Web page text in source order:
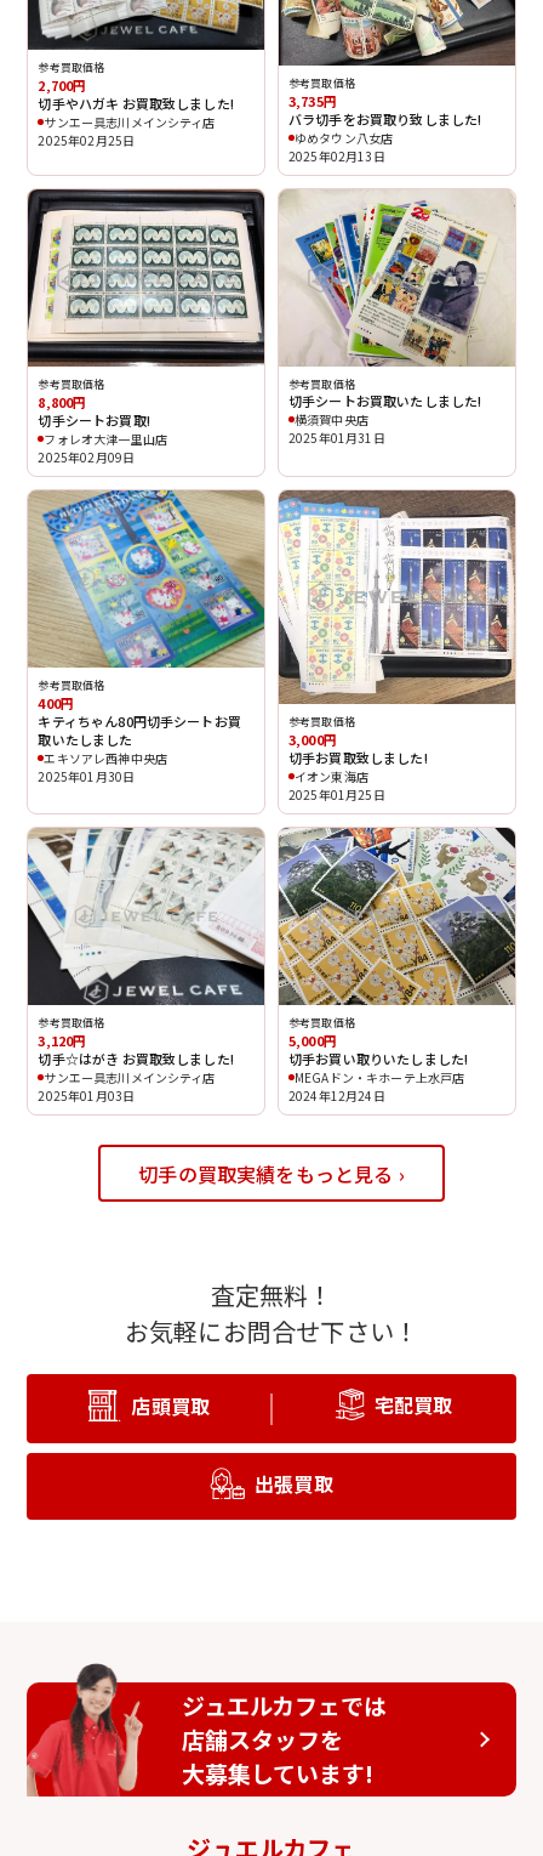
参考買取価格
2,700円
切手やハガキ お買取致しました!
サンエー具志川メインシティ店
2025年02月25日
参考買取価格
3,735円
バラ切手をお買取り致しました!
ゆめタウン八女店
2025年02月13日
参考買取価格
8,800円
切手シートお買取!
フォレオ大津一里山店
2025年02月09日
参考買取価格
切手シートお買取いたしました!
横須賀中央店
2025年01月31日
参考買取価格
400円
キティちゃん80円切手シートお買
取いたしました
エキソアレ西神中央店
2025年01月30日
参考買取価格
3,000円
切手お買取致しました!
イオン東海店
2025年01月25日
参考買取価格
3,120円
切手☆はがき お買取致しました!
サンエー具志川メインシティ店
2025年01月03日
参考買取価格
5,000円
切手お買い取りいたしました!
MEGAドン・キホーテ上水戸店
2024年12月24日
切手の買取実績をもっと見る ›
査定無料！
お気軽にお問合せ下さい！
店頭買取 宅配買取
出張買取
ジュエルカフェでは
店舗スタッフを
大募集しています!
ジュエルカフェ